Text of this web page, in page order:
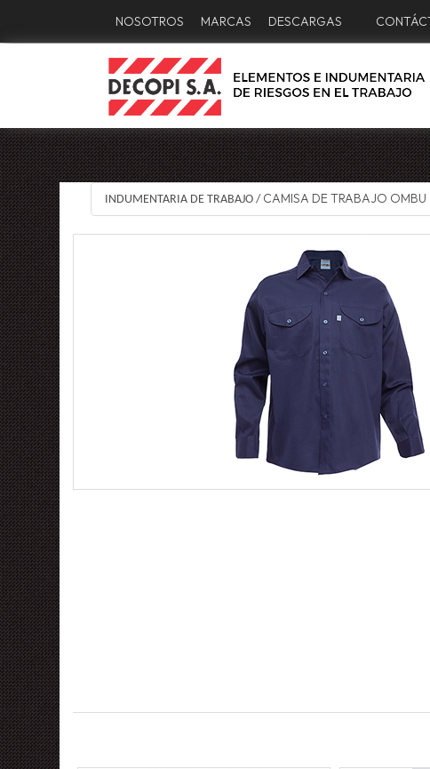
NOSOTROS MARCAS DESCARGAS
INDUMENTARIA DE TRABAJO / CAMISA DE TRABAJO OMBU